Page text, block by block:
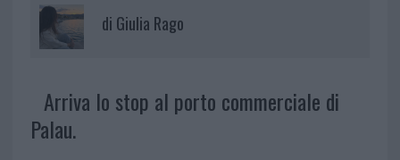
di Giulia Rago
Arriva lo stop al porto commerciale di
Palau.